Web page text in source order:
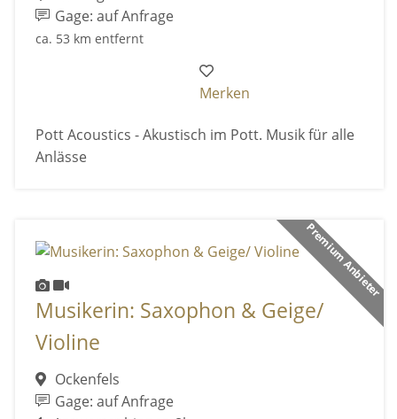
Gage: auf Anfrage
ca. 53 km entfernt
Merken
Pott Acoustics - Akustisch im Pott. Musik für alle
Anlässe
Premium Anbieter
Musikerin: Saxophon & Geige/
Violine
Ockenfels
Gage: auf Anfrage